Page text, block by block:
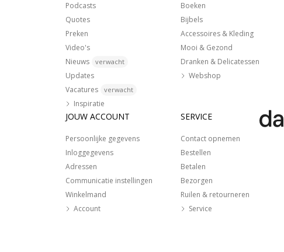
Podcasts
Quotes
Preken
Video's
Nieuws
verwacht
Updates
Vacatures
verwacht
Inspiratie
Boeken
Bijbels
Accessoires & Kleding
Mooi & Gezond
Dranken & Delicatessen
Webshop
JOUW ACCOUNT
Persoonlijke gegevens
Inloggegevens
Adressen
Communicatie instellingen
Winkelmand
Account
SERVICE
Contact opnemen
Bestellen
Betalen
Bezorgen
Ruilen & retourneren
Service